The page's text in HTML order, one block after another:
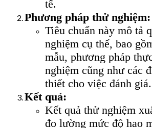
tế.
Phương pháp thử nghiệm:
Tiêu chuẩn này mô tả
nghiệm cụ thể, bao
mẫu, phương pháp
nghiệm cũng như các
thiết cho việc đánh giá.
Kết quả:
Kết quả thử nghiệm
đo lường mức độ hao